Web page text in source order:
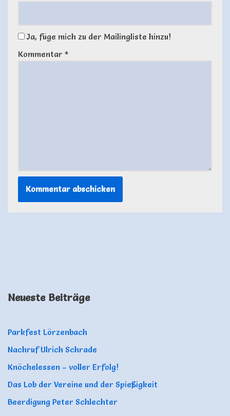
Ja, füge mich zu der Mailingliste hinzu!
Kommentar *
Neueste Beiträge
Parkfest Lörzenbach
Nachruf Ulrich Schrade
Knöchelessen – voller Erfolg!
Das Lob der Vereine und der Spießigkeit
Beerdigung Peter Schlechter